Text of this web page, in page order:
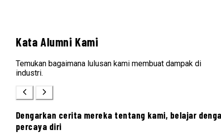
Kata Alumni Kami
Temukan bagaimana lulusan kami membuat dampak di
industri.
Dengarkan cerita mereka tentang kami, belajar
percaya diri